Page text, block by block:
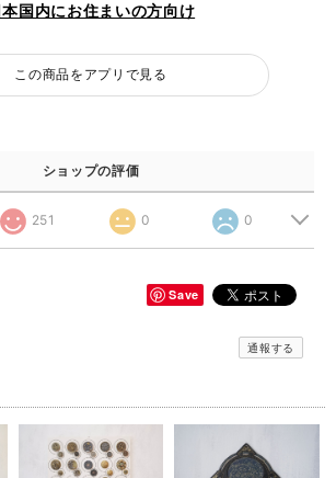
本国内にお住まいの方向け
この商品をアプリで見る
ショップの評価
251 0 0
Save
通報する